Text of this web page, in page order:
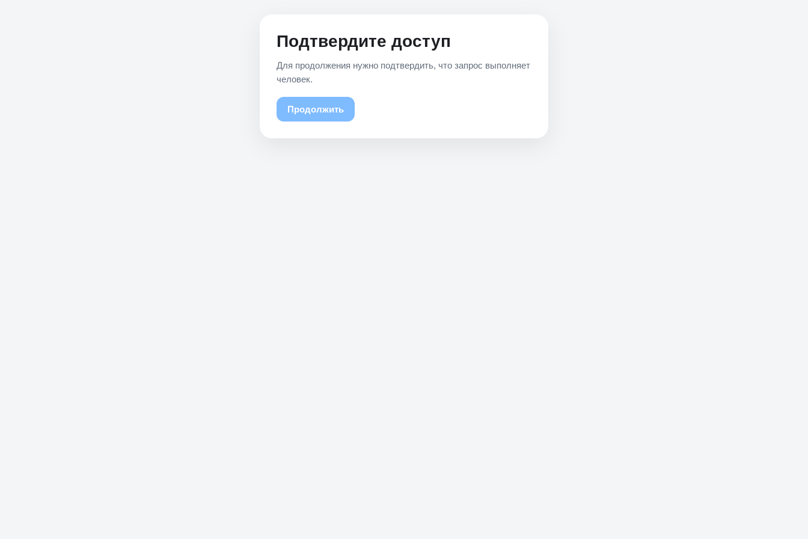
Подтвердите доступ
Для продолжения нужно подтвердить, что запрос выполняет
человек.
Продолжить